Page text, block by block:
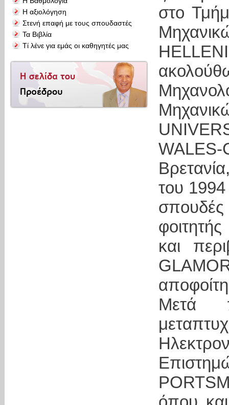
Η αξιολόγηση
Στενή επαφή με τους σπουδαστές
Τα Βιβλία
Τί λένε για εμάς οι καθηγητές μας
στο
WALES-
του 1994
και
Μετά